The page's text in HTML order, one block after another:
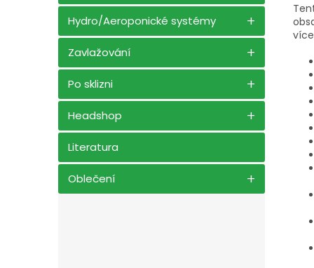
Hydro/Aeroponické systémy
Zavlažování
Po sklizni
Headshop
Literatura
Oblečení